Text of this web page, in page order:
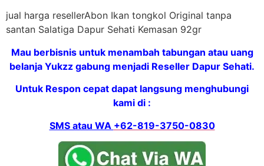
jual harga resellerAbon Ikan tongkol Original tanpa
santan Salatiga Dapur Sehati Kemasan 92gr
Mau berbisnis untuk menambah tabungan atau uang
belanja Yukzz gabung menjadi Reseller Dapur Sehati.
Untuk Respon cepat dapat langsung menghubungi
kami di :
SMS atau WA +62-819-3750-0830